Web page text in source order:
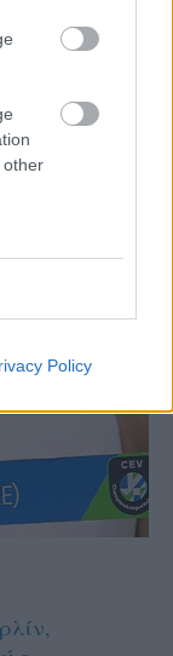
other
Policy